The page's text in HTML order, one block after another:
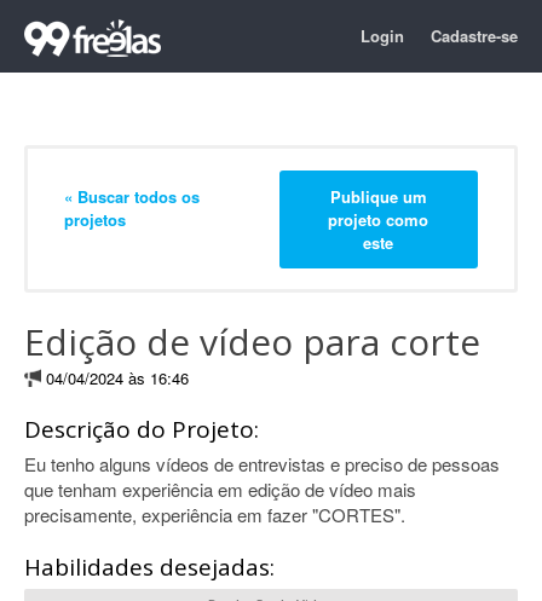
Login Cadastre-se
« Buscar todos os
projetos
Publique um
projeto como
este
Edição de vídeo para corte
04/04/2024 às 16:46
Descrição do Projeto:
Eu tenho alguns vídeos de entrevistas e preciso de pessoas
que tenham experiência em edição de vídeo mais
precisamente, experiência em fazer "CORTES".
Habilidades desejadas: